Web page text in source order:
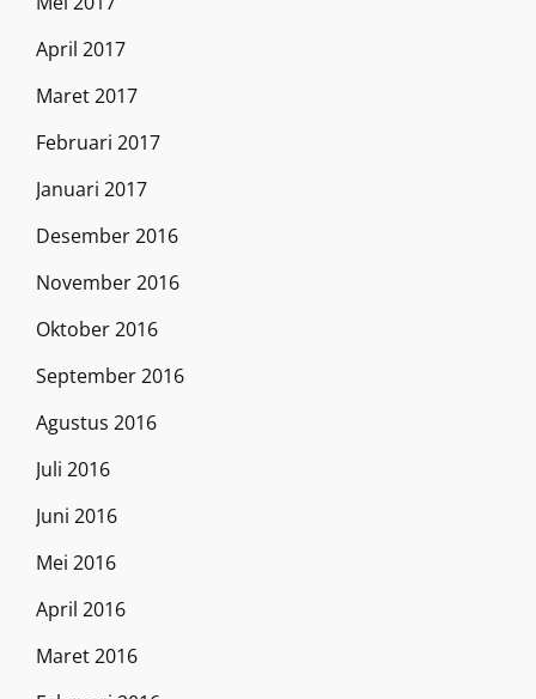
April 2017
Maret 2017
Februari 2017
Januari 2017
Desember 2016
November 2016
Oktober 2016
September 2016
Agustus 2016
Juli 2016
Juni 2016
Mei 2016
April 2016
Maret 2016